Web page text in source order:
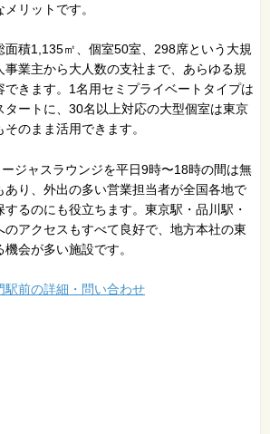
リットです。
積1,135㎡、個室50室、298席という大規
事業主から大人数の支社まで、あらゆる規
できます。1名用セミプライベートタイプは
タートに、30名以上対応の大型個室は東京
のまま活用できます。
ジャスラウンジを平日9時〜18時の間は無
あり、外出の多い営業担当者が全国各地で
るのにも役立ちます。東京駅・品川駅・
アクセスもすべて良好で、地方本社の東
会が多い施設です。
駅前の詳細・問い合わせ